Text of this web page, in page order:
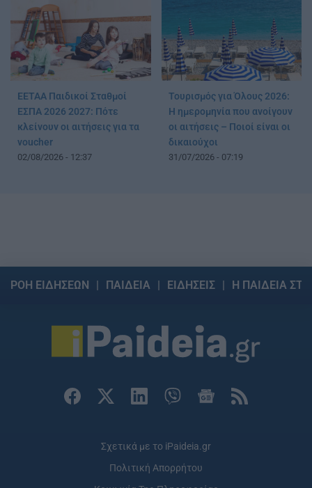
ΕΕΤΑΑ Παιδικοί Σταθμοί
ΕΣΠΑ 2026 2027: Πότε
κλείνουν οι αιτήσεις για τα
voucher
02/08/2026 - 12:37
Τουρισμός για Όλους 2026:
Η ημερομηνία που ανοίγουν
οι αιτήσεις – Ποιοί είναι οι
δικαιούχοι
31/07/2026 - 07:19
ΡΟΗ ΕΙΔΗΣΕΩΝ ΠΑΙΔΕΙΑ ΕΙΔΗΣΕΙΣ Η ΠΑΙΔΕΙΑ
Σχετικά με το iPaideia.gr
Πολιτική Απορρήτου